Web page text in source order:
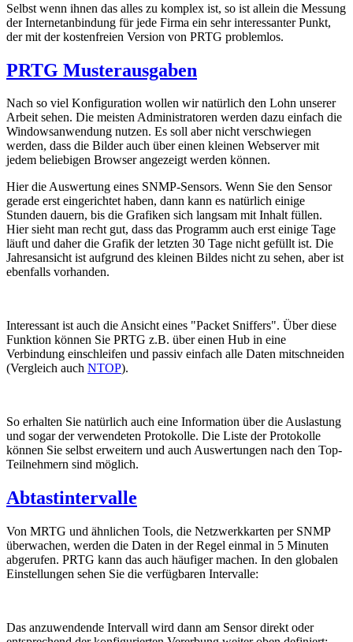
Selbst wenn ihnen das alles zu komplex ist, so ist allein die Messung
der Internetanbindung für jede Firma ein sehr interessanter Punkt,
der mit der kostenfreien Version von PRTG problemlos.
PRTG Musterausgaben
Nach so viel Konfiguration wollen wir natürlich den Lohn unserer
Arbeit sehen. Die meisten Administratoren werden dazu einfach die
Windowsanwendung nutzen. Es soll aber nicht verschwiegen
werden, dass die Bilder auch über einen kleinen Webserver mit
jedem beliebigen Browser angezeigt werden können.
Hier die Auswertung eines SNMP-Sensors. Wenn Sie den Sensor
gerade erst eingerichtet haben, dann kann es natürlich einige
Stunden dauern, bis die Grafiken sich langsam mit Inhalt füllen.
Hier sieht man recht gut, dass das Programm auch erst einige Tage
läuft und daher die Grafik der letzten 30 Tage nicht gefüllt ist. Die
Jahresansicht ist aufgrund des kleinen Bildes nicht zu sehen, aber ist
ebenfalls vorhanden.
Interessant ist auch die Ansicht eines "Packet Sniffers". Über diese
Funktion können Sie PRTG z.B. über einen Hub in eine
Verbindung einschleifen und passiv einfach alle Daten mitschneiden
(Vergleich auch NTOP).
So erhalten Sie natürlich auch eine Information über die Auslastung
und sogar der verwendeten Protokolle. Die Liste der Protokolle
können Sie selbst erweitern und auch Auswertungen nach den Top-
Teilnehmern sind möglich.
Abtastintervalle
Von MRTG und ähnlichen Tools, die Netzwerkkarten per SNMP
überwachen, werden die Daten in der Regel einmal in 5 Minuten
abgerufen. PRTG kann das auch häufiger machen. In den globalen
Einstellungen sehen Sie die verfügbaren Intervalle:
Das anzuwendende Intervall wird dann am Sensor direkt oder